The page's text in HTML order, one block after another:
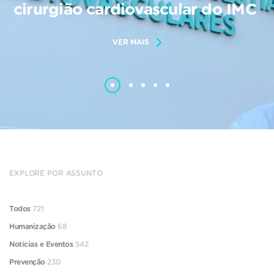
cirurgião cardiovascular do IMC
VER MAIS
EXPLORE POR ASSUNTO
Todos 721
Humanização 68
Notícias e Eventos 542
Prevenção 230